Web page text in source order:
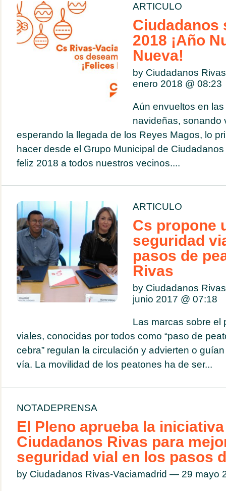
ARTICULO
Ciudadanos
2018 ¡Año
Nueva!
by Ciudadanos
enero 2018 @ 08:23
Aún envueltos en
navideñas, sonando
esperando la llegada de los Reyes Magos, lo
hacer desde el Grupo Municipal de
feliz 2018 a todos nuestros vecinos....
ARTICULO
Cs propone
seguridad
pasos de
Rivas
by Ciudadanos
junio 2017 @ 07:18
Las marcas sobre el
viales, conocidas por todos como “paso de
cebra” regulan la circulación y advierten o
vía. La movilidad de los peatones ha de ser...
NOTADEPRENSA
El Pleno aprueba la
Ciudadanos Rivas para
seguridad vial en los pasos
by Ciudadanos Rivas-Vaciamadrid — 29 mayo